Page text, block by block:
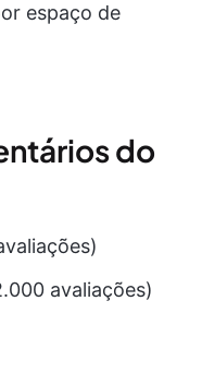
espaço de
do
avaliações)